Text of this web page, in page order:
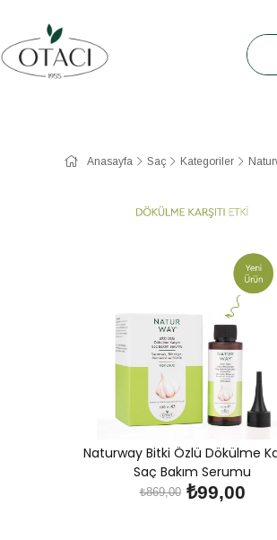
Anasayfa Saç Kategoriler
Naturway Bitki Özlü Dökülme
Saç Bakım Serumu
₺99,00
₺869,00